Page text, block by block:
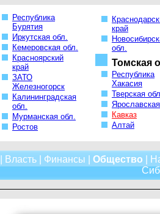
Республика
Бурятия
Иркутская обл.
Кемеровская обл.
Красноярский
край
ЗАТО
Железногорск
Калининградская
обл.
Мурманская обл.
Ростов
край
обл.
Томская
Республика
Хакасия
Тверская
Кавказ
Алтай
Власть| Финансы Общество